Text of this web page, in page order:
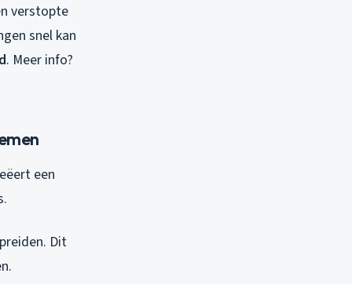
verstopte
snel kan
. Meer info?
een
Dit